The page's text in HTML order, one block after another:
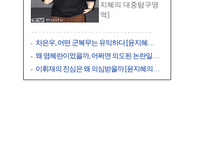
지혜의 대중탐구영
역]
차은우, 어떤 군복무는 유익하다 [윤지혜…
왜 염혜란이었을까, 어쩌면 의도된 논란일…
이휘재의 진심은 왜 의심받을까 [윤지혜의…